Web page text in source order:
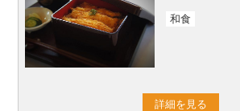
和食
詳細を見る